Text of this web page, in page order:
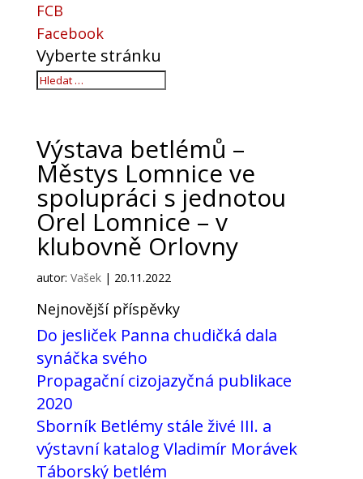
FCB
Facebook
Vyberte stránku
Výstava betlémů –
Městys Lomnice ve
spolupráci s jednotou
Orel Lomnice – v
klubovně Orlovny
autor: Vašek| 20.11.2022
Nejnovější příspěvky
Do jesliček Panna chudičká dala
synáčka svého
Propagační cizojazyčná publikace
2020
Sborník Betlémy stále živé III. a
výstavní katalog Vladimír Morávek
Táborský betlém